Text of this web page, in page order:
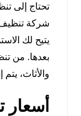
تحتاج إلى
شركة تنظيف
يتيح لك
بعدها. من
والأثاث،
أسعار